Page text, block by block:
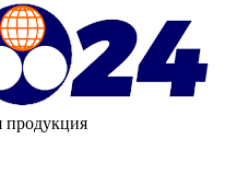
продукция